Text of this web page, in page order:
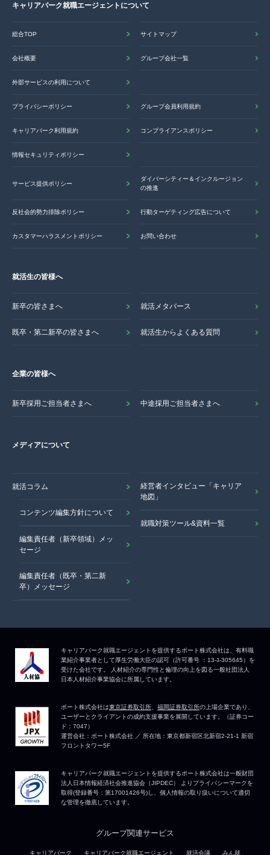
キャリアパーク就職エージェントについて
総合TOP サイトマップ
会社概要 グループ会社一覧
外部サービスの利用について
プライバシーポリシー グループ会員利用規約
キャリアパーク利用規約 コンプライアンスポリシー
情報セキュリティポリシー
サービス提供ポリシー
ダイバーシティー＆インクルージョン
の推進
反社会的勢力排除ポリシー 行動ターゲティング広告について
カスタマーハラスメントポリシー お問い合わせ
就活生の皆様へ
新卒の皆さまへ 就活メタバース
既卒・第二新卒の皆さまへ 就活生からよくある質問
企業の皆様へ
新卒採用ご担当者さまへ 中途採用ご担当者さまへ
メディアについて
就活コラム
コンテンツ編集方針について
編集責任者（新卒領域）メッ
セージ
編集責任者（既卒・第二新
卒）メッセージ
経営者インタビュー「キャリア
地図」
就職対策ツール&資料一覧